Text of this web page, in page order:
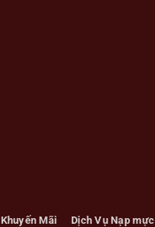
Khuyến Mãi Dịch Vụ Nạp mực